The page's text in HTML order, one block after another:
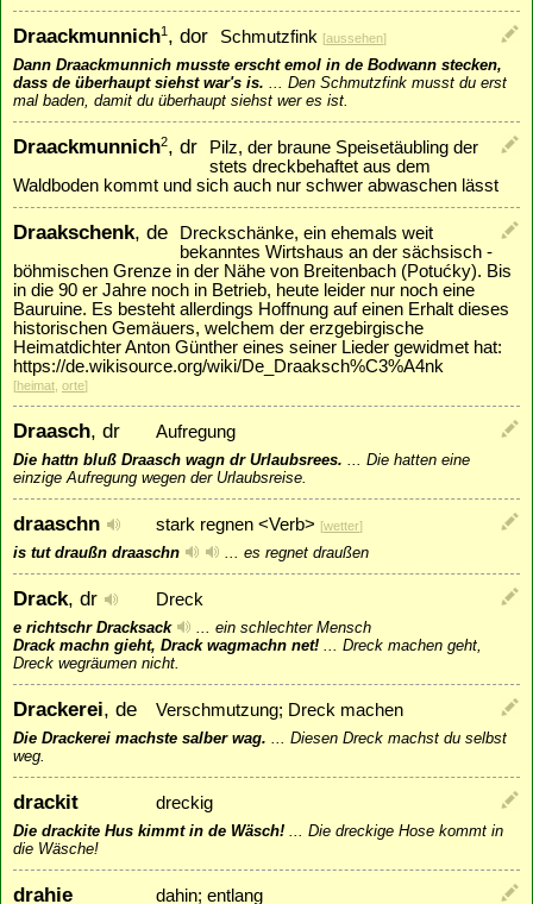
Draackmunnich1 , dor Schmutzfink [aussehen]
Dann Draackmunnich musste erscht emol in de Bodwann stecken,
dass de überhaupt siehst war's is.
Den Schmutzfink musst du erst
mal baden, damit du überhaupt siehst wer es ist.
Draackmunnich2, dr
Pilz, der braune Speisetäubling der
stets dreckbehaftet aus dem
Waldboden kommt und sich auch nur schwer abwaschen lässt
Draakschenk, de
Dreckschänke, ein ehemals weit
bekanntes Wirtshaus an der sächsisch -
böhmischen Grenze in der Nähe von Breitenbach (Potućky). Bis
in die 90 er Jahre noch in Betrieb, heute leider nur noch eine
Bauruine. Es besteht allerdings Hoffnung auf einen Erhalt dieses
historischen Gemäuers, welchem der erzgebirgische
Heimatdichter Anton Günther eines seiner Lieder gewidmet hat:
https://de.wikisource.org/wiki/De_Draaksch%C3%A4nk
[heimat orte]
Draasch, dr Aufregung
Die hattn bluß Draasch wagn dr Urlaubsrees.
Die hatten eine
einzige Aufregung wegen der Urlaubsreise.
draaschn stark regnen <Verb> [wetter]
is tut draußn draaschn es regnet draußen
Drack, dr Dreck
e richtschr Dracksack
ein schlechter Mensch
Drack machn gieht, Drack wagmachn net!
Dreck machen geht,
Dreck wegräumen nicht.
Drackerei, de Verschmutzung; Dreck machen
Die Drackerei machste salber wag.
Diesen Dreck machst du selbst
weg.
drackit dreckig
Die drackite Hus kimmt in de Wäsch!
Die dreckige Hose kommt in
die Wäsche!
drahie dahin; entlang